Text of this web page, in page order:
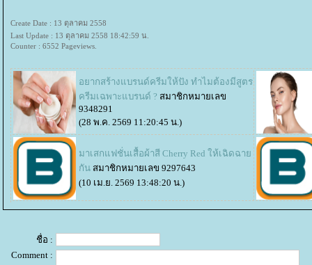
Create Date : 13 ตุลาคม 2558
Last Update : 13 ตุลาคม 2558 18:42:59 น.
Counter : 6552 Pageviews.
อยากสร้างแบรนด์ครีมให้ปัง ทำไมต้องมีสูตร
ครีมเฉพาะแบรนด์ ? สมาชิกหมายเลข
9348291
(28 พ.ค. 2569 11:20:45 น.)
มาเสกแฟชั่นเสื้อผ้าสี Cherry Red ให้เฉิดฉา
กัน สมาชิกหมายเลข 9297643
(10 เม.ย. 2569 13:48:20 น.)
ชื่อ :
Comment :